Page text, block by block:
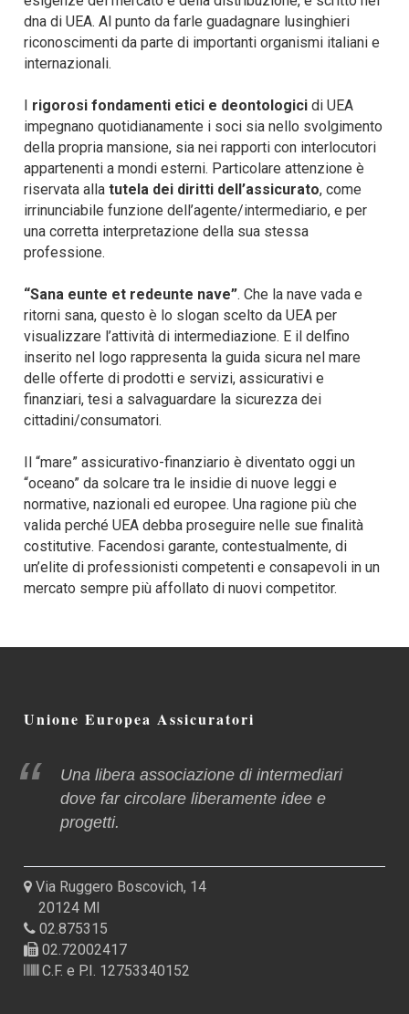
dna di UEA. Al punto da farle guadagnare lusinghieri
riconoscimenti da parte di importanti organismi italiani e
internazionali.
I rigorosi fondamenti etici e deontologici di UEA
impegnano quotidianamente i soci sia nello svolgimento
della propria mansione, sia nei rapporti con interlocutori
appartenenti a mondi esterni. Particolare attenzione è
riservata allatutela dei diritti dell’assicurato, come
irrinunciabile funzione dell’agente/intermediario, e per
una corretta interpretazione della sua stessa
professione.
“Sana eunte et redeunte nave”. Che la nave vada e
ritorni sana, questo è lo slogan scelto da UEA per
visualizzare l’attività di intermediazione. E il delfino
inserito nel logo rappresenta la guida sicura nel mare
delle offerte di prodotti e servizi, assicurativi e
finanziari, tesi a salvaguardare la sicurezza dei
cittadini/consumatori.
Il “mare” assicurativo-finanziario è diventato oggi un
“oceano” da solcare tra le insidie di nuove leggi e
normative, nazionali ed europee. Una ragione più che
valida perché UEA debba proseguire nelle sue finalità
costitutive. Facendosi garante, contestualmente, di
un’elite di professionisti competenti e consapevoli in un
mercato sempre più affollato di nuovi competitor.
Unione Europea Assicuratori
Una libera associazione di intermediari
dove far circolare liberamente idee e
progetti.
Via Ruggero Boscovich, 14
20124 MI
02.875315
02.72002417
C.F. e P.I. 12753340152